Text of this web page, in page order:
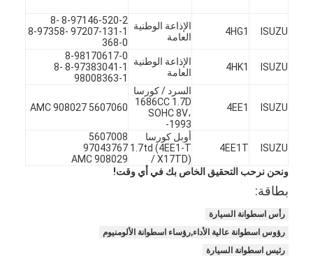
المنتجات
حولنا
ISUZU
4HG1
الإذاعة الوطنية
العامة
8-97146-520-2 8-
97207-131-1 8-97358-
368-0
ISUZU
4HK1
الإذاعة الوطنية
العامة
8-98170617-0
8-97383041-1 8-
98008363-1
ISUZU
4EE1
السرد / كورسا
1686CC 1.7D
SOHC 8V،
1993-
5607060 AMC 908027
ISUZU
4EE1T
أوبل كورسا
1.7td (4EE1-T
/ X17TD)
5607008
97043767
AMC 908029
ونحن نرحب التحقيق الخاص بك في أي وقت!
بطاقة:
رأس اسطوانة السيارة
رؤوس اسطوانة عالية الأداء,رؤساء اسطوانة الألومنيوم
رئيس اسطوانة السيارة